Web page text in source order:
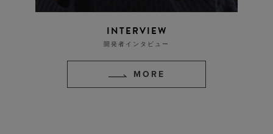
INTERVIEW
開発者インタビュー
MORE